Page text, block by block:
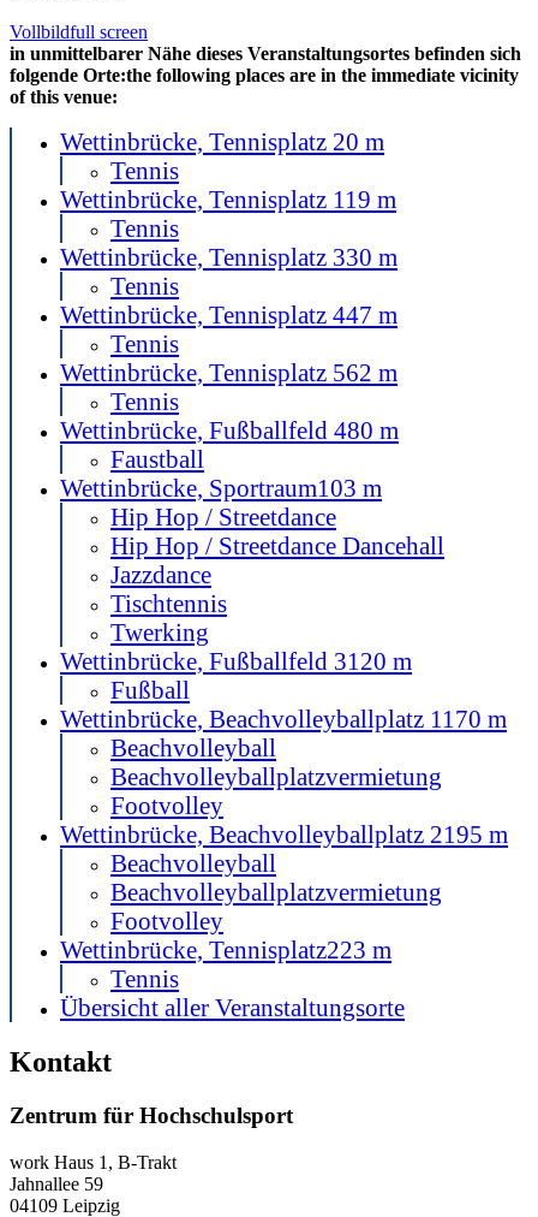
Vollbildfull screen
in unmittelbarer Nähe dieses Veranstaltungsortes befinden sich
folgende Orte:the following places are in the immediate vicinity
of this venue:
Wettinbrücke, Tennisplatz 20 m
Tennis
Wettinbrücke, Tennisplatz 1 19 m
Tennis
Wettinbrücke, Tennisplatz 330 m
Tennis
Wettinbrücke, Tennisplatz 447 m
Tennis
Wettinbrücke, Tennisplatz 562 m
Tennis
Wettinbrücke, Fußballfeld 480 m
Faustball
Wettinbrücke, Sportraum103 m
Hip Hop / Streetdance
Hip Hop / Streetdance Dancehall
Jazzdance
Tischtennis
Twerking
Wettinbrücke, Fußballfeld 3120 m
Fußball
Wettinbrücke, Beachvolleyballplatz 1 170 m
Beachvolleyball
Beachvolleyballplatzvermietung
Footvolley
Wettinbrücke, Beachvolleyballplatz 2195 m
Beachvolleyball
Beachvolleyballplatzvermietung
Footvolley
Wettinbrücke, Tennisplatz223 m
Tennis
Übersicht aller Veranstaltungsorte
Kontakt
Zentrum für Hochschulsport
work Haus 1, B-Trakt
Jahnallee 59
04109 Leipzig